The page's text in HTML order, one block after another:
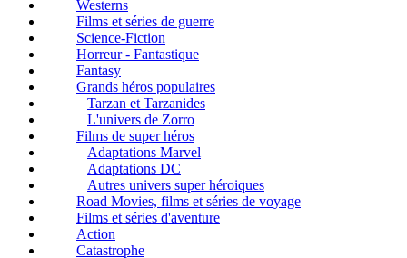
Westerns
Films et séries de guerre
Science-Fiction
Horreur - Fantastique
Fantasy
Grands héros populaires
Tarzan et Tarzanides
L'univers de Zorro
Films de super héros
Adaptations Marvel
Adaptations DC
Autres univers super héroiques
Road Movies, films et séries de voyage
Films et séries d'aventure
Action
Catastrophe